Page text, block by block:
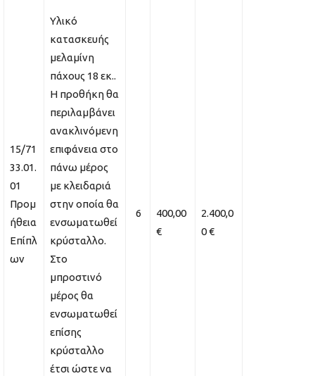
15/71
33.01.
01
Προμ
ήθεια
Επίπλ
ων
Υλικό
κατασκευής
μελαμίνη
πάχους 18 εκ..
Η προθήκη θα
περιλαμβάνει
ανακλινόμενη
επιφάνεια στο
πάνω μέρος
με κλειδαριά
στην οποία θα
ενσωματωθεί
κρύσταλλο.
Στο
μπροστινό
μέρος θα
ενσωματωθεί
επίσης
κρύσταλλο
έτσι ώστε να
6
400,00
€
2.400,0
0 €